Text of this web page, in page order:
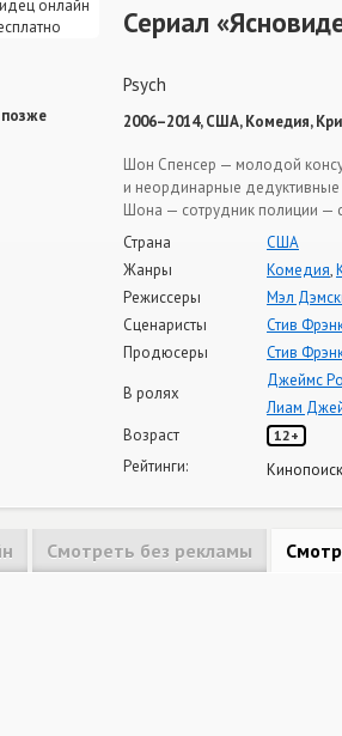
Сериал
Psych
2006–2014, США, Комедия,
Шон Спенсер — молодой
и неординарные дедуктивные
Шона — сотрудник полиции —
Страна
США
Жанры
Комедия,
Режиссеры
Мэл
Сценаристы
Стив
Продюсеры
Стив
В ролях
Джеймс
Лиам
Возраст
12+
Рейтинги:
Смотреть без рекламы